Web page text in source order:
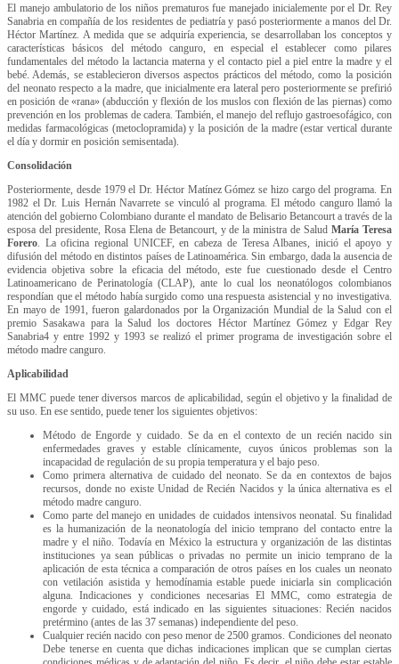
El manejo ambulatorio de los niños prematuros fue manejado inicialemente por el Dr. Rey
Sanabria en compañía de los residentes de pediatría y pasó posteriormente a manos del Dr.
Héctor Martínez. A medida que se adquiría experiencia, se desarrollaban los conceptos y
características básicos del método canguro, en especial el establecer como pilares
fundamentales del método la lactancia materna y el contacto piel a piel entre la madre y el
bebé. Además, se establecieron diversos aspectos prácticos del método, como la posición
del neonato respecto a la madre, que inicialmente era lateral pero posteriormente se prefirió
en posición de «rana» (abducción y flexión de los muslos con flexión de las piernas) como
prevención en los problemas de cadera. También, el manejo del reflujo gastroesofágico, con
medidas farmacológicas (metoclopramida) y la posición de la madre (estar vertical durante
el día y dormir en posición semisentada).
Consolidación
Posteriormente, desde 1979 el Dr. Héctor Matínez Gómez se hizo cargo del programa. En
1982 el Dr. Luis Hernán Navarrete se vinculó al programa. El método canguro llamó la
atención del gobierno Colombiano durante el mandato de Belisario Betancourt a través de la
esposa del presidente, Rosa Elena de Betancourt, y de la ministra de SaludMaría Teresa
Forero . La oficina regional UNICEF, en cabeza de Teresa Albanes, inició el apoyo y
difusión del método en distintos países de Latinoamérica. Sin embargo, dada la ausencia de
evidencia objetiva sobre la eficacia del método, este fue cuestionado desde el Centro
Latinoamericano de Perinatología (CLAP), ante lo cual los neonatólogos colombianos
respondían que el método había surgido como una respuesta asistencial y no investigativa.
En mayo de 1991, fueron galardonados por la Organización Mundial de la Salud con el
premio Sasakawa para la Salud los doctores Héctor Martínez Gómez y Edgar Rey
Sanabria4 y entre 1992 y 1993 se realizó el primer programa de investigación sobre el
método madre canguro.
Aplicabilidad
El MMC puede tener diversos marcos de aplicabilidad, según el objetivo y la finalidad de
su uso. En ese sentido, puede tener los siguientes objetivos:
Método de Engorde y cuidado. Se da en el contexto de un recién nacido sin
enfermedades graves y estable clínicamente, cuyos únicos problemas son la
incapacidad de regulación de su propia temperatura y el bajo peso.
Como primera alternativa de cuidado del neonato. Se da en contextos de bajos
recursos, donde no existe Unidad de Recién Nacidos y la única alternativa es el
método madre canguro.
Como parte del manejo en unidades de cuidados intensivos neonatal. Su finalidad
es la humanización de la neonatología del inicio temprano del contacto entre la
madre y el niño. Todavía en México la estructura y organización de las distintas
instituciones ya sean públicas o privadas no permite un inicio temprano de la
aplicación de esta técnica a comparación de otros países en los cuales un neonato
con vetilación asistida y hemodínamia estable puede iniciarla sin complicación
alguna. Indicaciones y condiciones necesarias El MMC, como estrategia de
engorde y cuidado, está indicado en las siguientes situaciones: Recién nacidos
pretérmino (antes de las 37 semanas) independiente del peso.
Cualquier recién nacido con peso menor de 2500 gramos. Condiciones del neonato
Debe tenerse en cuenta que dichas indicaciones implican que se cumplan ciertas